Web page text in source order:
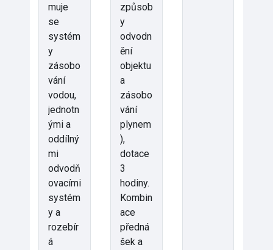
muje
se
systém
y
zásobo
vání
vodou,
jednotn
ými a
oddílný
mi
odvodň
ovacími
systém
y a
rozebír
á
způsob
y
odvodn
ění
objektu
a
zásobo
vání
plynem
),
dotace
3
hodiny.
Kombin
ace
předná
šek a